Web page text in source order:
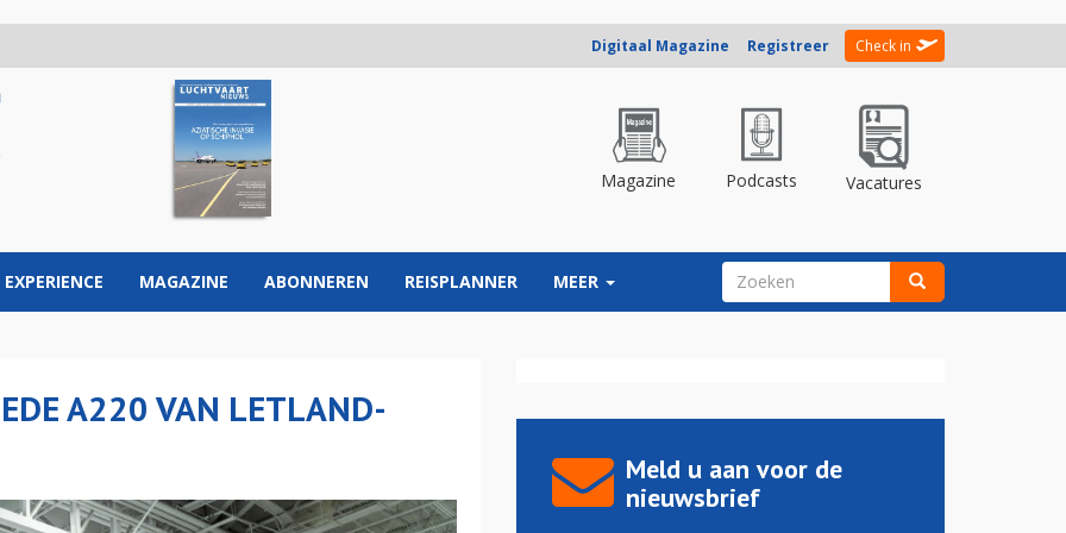
Digitaal Magazine Registreer Check in
Magazine Podcasts Vacatures
EXPERIENCE MAGAZINE ABONNEREN REISPLANNER MEER ZOEKVELD
A220 VAN LETLAND-
Meld u aan voor de
nieuwsbrief